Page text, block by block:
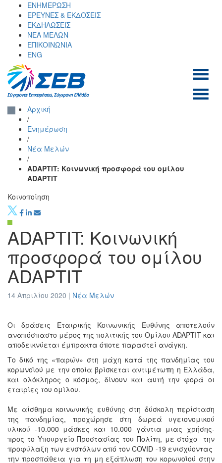
content
ΕΝΗΜΕΡΩΣΗ
ΕΡΕΥΝΕΣ & ΕΚΔΟΣΕΙΣ
ΕΚΔΗΛΩΣΕΙΣ
ΝΕΑ ΜΕΛΩΝ
ΕΠΙΚΟΙΝΩΝΙΑ
ENG
επιχειρήσεων και
βιομηχανιών
Αρχική
/
Ενημέρωση
/
Νέα Μελών
/
ADAPTIT: Κοινωνική προσφορά του ομίλου
ADAPTIT
Κοινοποίηση
ADAPTIT: Κοινωνική
προσφορά του ομίλου
ADAPTIT
14 Απριλίου 2020 | Νέα Μελών
Οι δράσεις Εταιρικής Κοινωνικής Ευθύνης αποτελούν
αναπόσπαστο μέρος της πολιτικής του Ομίλου ADAPTIT και
αποδεικνύεται έμπρακτα όποτε παραστεί ανάγκη.
Το δικό της «παρών» στη μάχη κατά της πανδημίας του
κορωνοϊού με την οποία βρίσκεται αντιμέτωπη η Ελλάδα,
και ολόκληρος ο κόσμος, δίνουν και αυτή την φορά οι
εταιρίες του ομίλου.
Με αίσθημα κοινωνικής ευθύνης στη δύσκολη περίσταση
της πανδημίας, προχώρησε στη δωρεά υγειονομικού
υλικού -10.000 μάσκες και 10.000 γάντια μιας χρήσης-
προς το Υπουργείο Προστασίας του Πολίτη, με στόχο την
προφύλαξη των ενστόλων από τον COVID -19 ενισχύοντας
την προσπάθεια για τη μη εξάπλωση του κορωνοϊού στην